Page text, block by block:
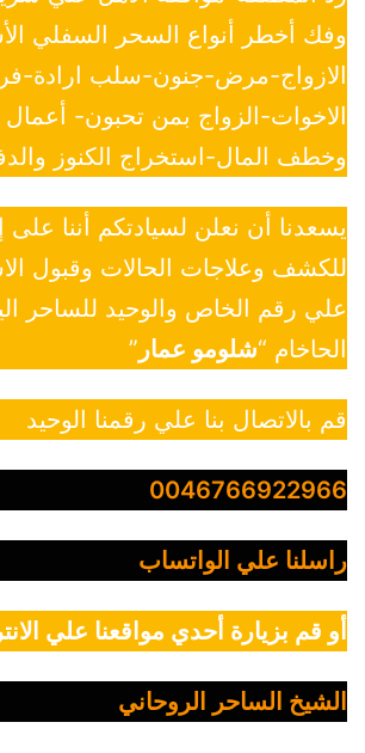
وفك أخطر أنواع السحر السفلي
الازواج-مرض-جنون-سلب ارادة-
الاخوات-الزواج بمن تحبون- أعمال
وخطف المال-استخراج الكنوز
يسعدنا أن نعلن لسيادتكم أننا على
للكشف وعلاجات الحالات وقبول
علي رقم الخاص والوحيد للساحر
الحاخام “شلومو عمار ”
قم بالاتصال بنا علي رقمنا الوحيد
0046766922966
راسلنا علي الواتساب
أو قم بزيارة أحدي مواقعنا علي
الشيخ الساحر الروحاني